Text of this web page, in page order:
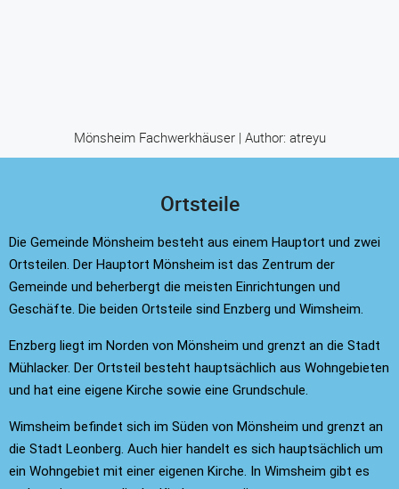
Mönsheim Fachwerkhäuser | Author: atreyu
Ortsteile
Die Gemeinde Mönsheim besteht aus einem Hauptort und zwei
Ortsteilen. Der Hauptort Mönsheim ist das Zentrum der
Gemeinde und beherbergt die meisten Einrichtungen und
Geschäfte. Die beiden Ortsteile sind Enzberg und Wimsheim.
Enzberg liegt im Norden von Mönsheim und grenzt an die Stadt
Mühlacker. Der Ortsteil besteht hauptsächlich aus Wohngebieten
und hat eine eigene Kirche sowie eine Grundschule.
Wimsheim befindet sich im Süden von Mönsheim und grenzt an
die Stadt Leonberg. Auch hier handelt es sich hauptsächlich um
ein Wohngebiet mit einer eigenen Kirche. In Wimsheim gibt es